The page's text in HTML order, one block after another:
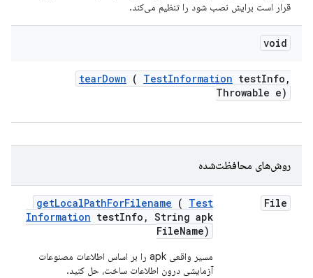
قرار است برایش نصب شود را تنظیم می‌کند.
void
tearDown ( TestInformation testInfo ,
Throwable e)
روش‌های محافظت‌شده
File
getLocalPathForFilename ( Test
Information testInfo , String apk
FileName)
مسیر واقعی apk را بر اساس اطلاعات مصنوعات
آزمایشی درون اطلاعات ساخت، حل کنید.